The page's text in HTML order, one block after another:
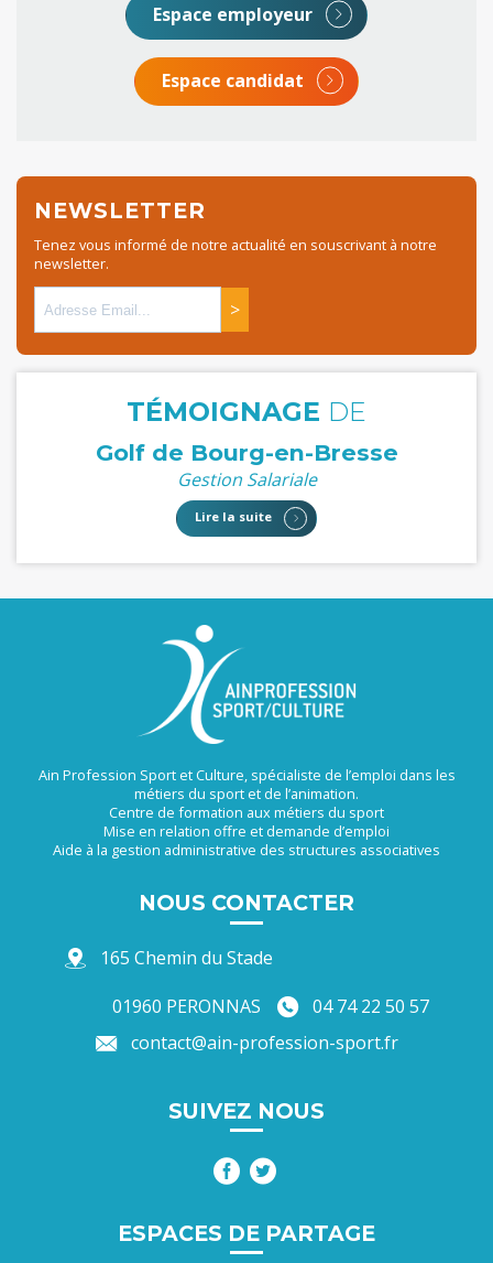
Espace employeur
Espace candidat
NEWSLETTER
Tenez vous informé de notre actualité en souscrivant à notre
newsletter.
>
TÉMOIGNAGE DE
Golf de Bourg-en-Bresse
Gestion Salariale
Lire la suite
Ain Profession Sport et Culture, spécialiste de l’emploi dans les
métiers du sport et de l’animation.
Centre de formation aux métiers du sport
Mise en relation offre et demande d’emploi
Aide à la gestion administrative des structures associatives
NOUS CONTACTER
165 Chemin du Stade
01960 PERONNAS
04 74 22 50 57
contact@ain-profession-sport.fr
SUIVEZ NOUS
ESPACES DE PARTAGE